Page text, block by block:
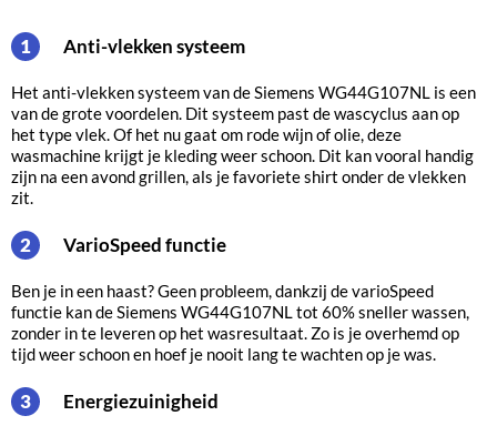
1 Anti-vlekken systeem
Het anti-vlekken systeem van de Siemens WG44G107NL is een
van de grote voordelen. Dit systeem past de wascyclus aan op
het type vlek. Of het nu gaat om rode wijn of olie, deze
wasmachine krijgt je kleding weer schoon. Dit kan vooral handig
zijn na een avond grillen, als je favoriete shirt onder de vlekken
zit.
2 varioSpeed functie
Ben je in een haast? Geen probleem, dankzij de varioSpeed
functie kan de Siemens WG44G107NL tot 60% sneller wassen,
zonder in te leveren op het wasresultaat. Zo is je overhemd op
tijd weer schoon en hoef je nooit lang te wachten op je was.
3 Energiezuinigheid